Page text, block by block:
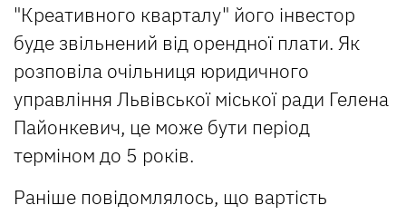
"Креативного кварталу" його інвестор
буде звільнений від орендної плати. Як
розповіла очільниця юридичного
управління Львівської міської ради Гелена
Пайонкевич, це може бути період
терміном до 5 років.
Раніше повідомлялось, що вартість